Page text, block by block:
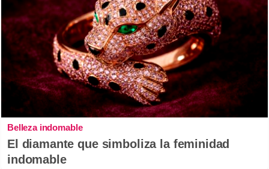
Belleza indomable
El diamante que simboliza la feminidad
indomable